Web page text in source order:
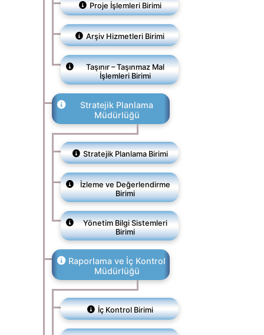
Proje İşlemleri Birimi
Arşiv Hizmetleri Birimi
Taşınır – Taşınmaz Mal
İşlemleri Birimi
Stratejik Planlama
Müdürlüğü
Stratejik Planlama Birimi
İzleme ve Değerlendirme
Birimi
Yönetim Bilgi Sistemleri
Birimi
Raporlama ve İç Kontrol
Müdürlüğü
İç Kontrol Birimi